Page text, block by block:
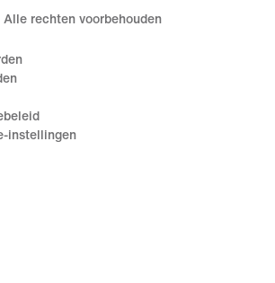
Alle rechten voorbehouden
instellingen